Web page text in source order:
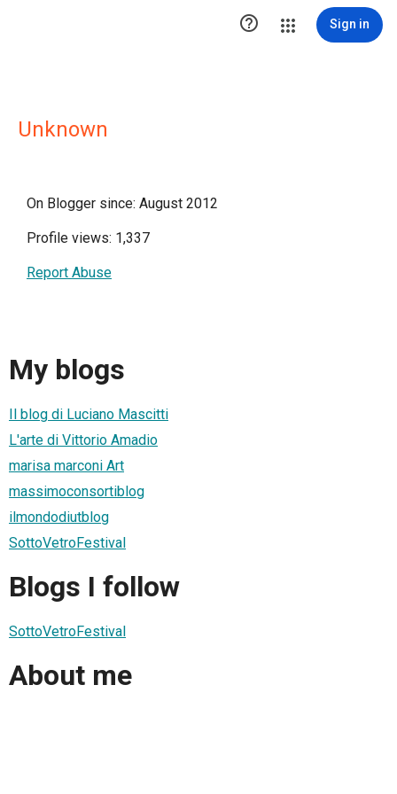
 Sign in
Unknown
On Blogger since: August 2012
Profile views: 1,337
Report Abuse
My blogs
Il blog di Luciano Mascitti
L'arte di Vittorio Amadio
marisa marconi Art
massimoconsortiblog
ilmondodiutblog
SottoVetroFestival
Blogs I follow
SottoVetroFestival
About me